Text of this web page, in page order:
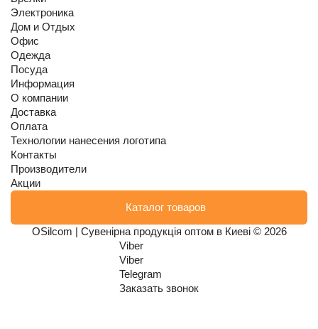
Электроника
Дом и Отдых
Офис
Одежда
Посуда
Информация
О компании
Доставка
Оплата
Технологии нанесения логотипа
Контакты
Производители
Акции
Каталог товаров
OSilcom | Сувенірна продукція оптом в Киеві © 2026
Viber
Viber
Telegram
Заказать звонок